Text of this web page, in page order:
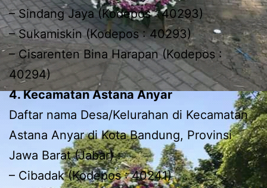
– Sindang Jaya (Kodepos : 40293)
– Sukamiskin (Kodepos : 40293)
– Cisarenten Bina Harapan (Kodepos :
40294)
4. Kecamatan Astana Anyar
Daftar nama Desa/Kelurahan di Kecamatan
Astana Anyar di Kota Bandung, Provinsi
Jawa Barat (Jabar) :
– Cibadak (Kodepos : 40241)